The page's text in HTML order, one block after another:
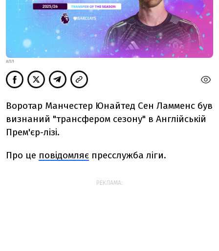
АПЛ
Воротар Манчестер Юнайтед Сен Ламменс був
визнаний "трансфером сезону" в Англійській
Прем'єр-лізі.
Про це повідомляє пресслужба ліги.
РЕКЛАМА: